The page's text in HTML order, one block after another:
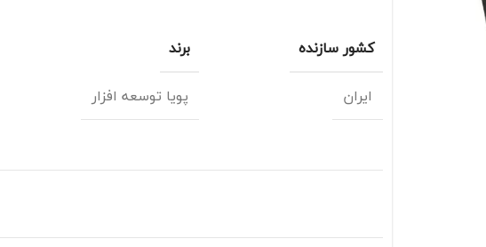
کشور سازنده
ایران
برند
پویا توسعه افزار